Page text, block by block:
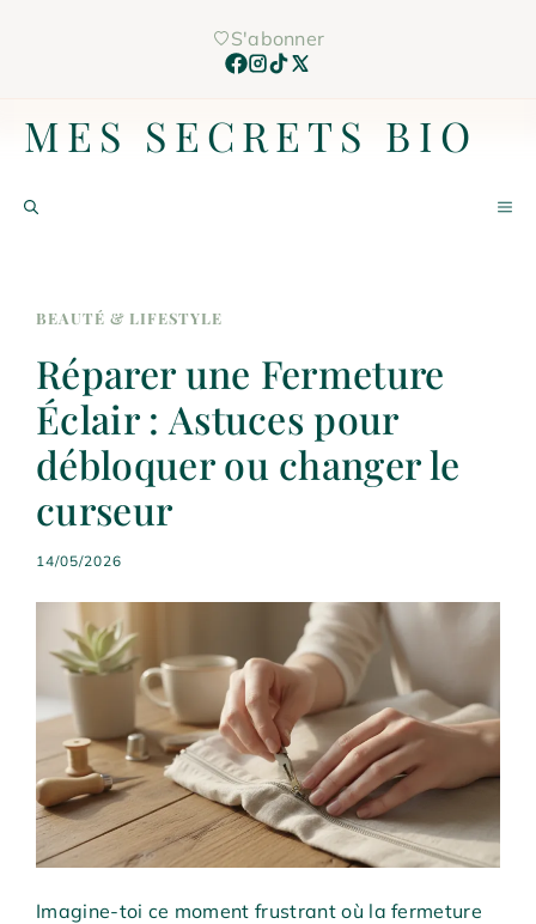
S'abonner
MES SECRETS BIO
BEAUTÉ & LIFESTYLE
Réparer une Fermeture
Éclair : Astuces pour
débloquer ou changer le
curseur
14/05/2026
Imagine-toi ce moment frustrant où la fermeture